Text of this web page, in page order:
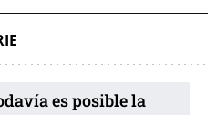
es posible la